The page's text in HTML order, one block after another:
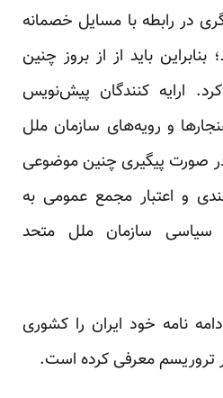
در رابطه با مسایل خصمانه
باید از از بروز چنین
ارایه کنندگان پیش‌نویس
و رویه‌های سازمان ملل
در صورت پیگیری چنین موضوعی
و اعتبار مجمع عمومی به
سیاسی سازمان ملل متحد
نامه خود ایران را کشوری
تروریسم معرفی کرده است.